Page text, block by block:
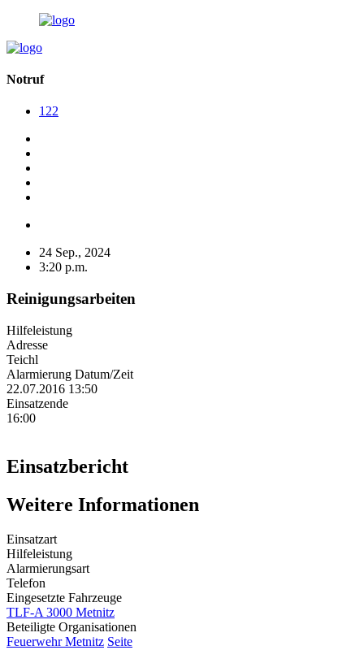
Notruf
122
24 Sep., 2024
3:20 p.m.
Reinigungsarbeiten
Hilfeleistung
Adresse
Teichl
Alarmierung Datum/Zeit
22.07.2016 13:50
Einsatzende
16:00
Einsatzbericht
Weitere Informationen
Einsatzart
Hilfeleistung
Alarmierungsart
Telefon
Eingesetzte Fahrzeuge
TLF-A 3000 Metnitz
Beteiligte Organisationen
Feuerwehr Metnitz Seite